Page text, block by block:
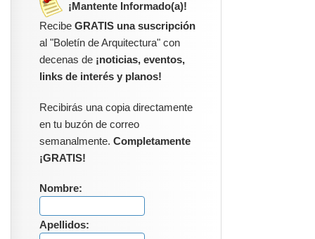
¡Mantente Informado(a)!
Recibe GRATIS una suscripción
al "Boletín de Arquitectura" con
decenas de ¡noticias, eventos,
links de interés y planos!
Recibirás una copia directamente
en tu buzón de correo
semanalmente. Completamente
¡GRATIS!
Nombre:
Apellidos: